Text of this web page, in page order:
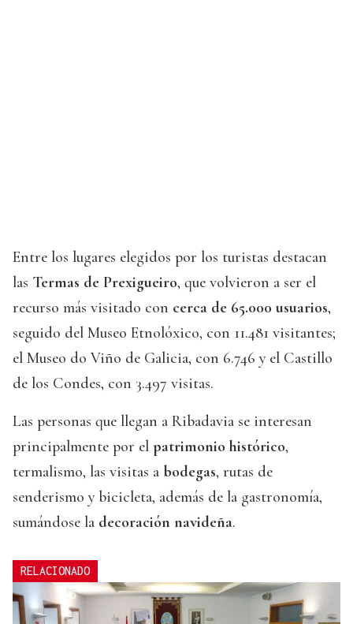
Entre los lugares elegidos por los turistas destacan
las Termas de Prexigueiro, que volvieron a ser el
recurso más visitado con cerca de 65.000 usuarios,
seguido del Museo Etnolóxico, con 11.481 visitantes;
el Museo do Viño de Galicia, con 6.746 y el Castillo
de los Condes, con 3.497 visitas.
Las personas que llegan a Ribadavia se interesan
principalmente por el patrimonio histórico,
termalismo, las visitas a bodegas, rutas de
senderismo y bicicleta, además de la gastronomía,
sumándose la decoración navideña.
RELACIONADO